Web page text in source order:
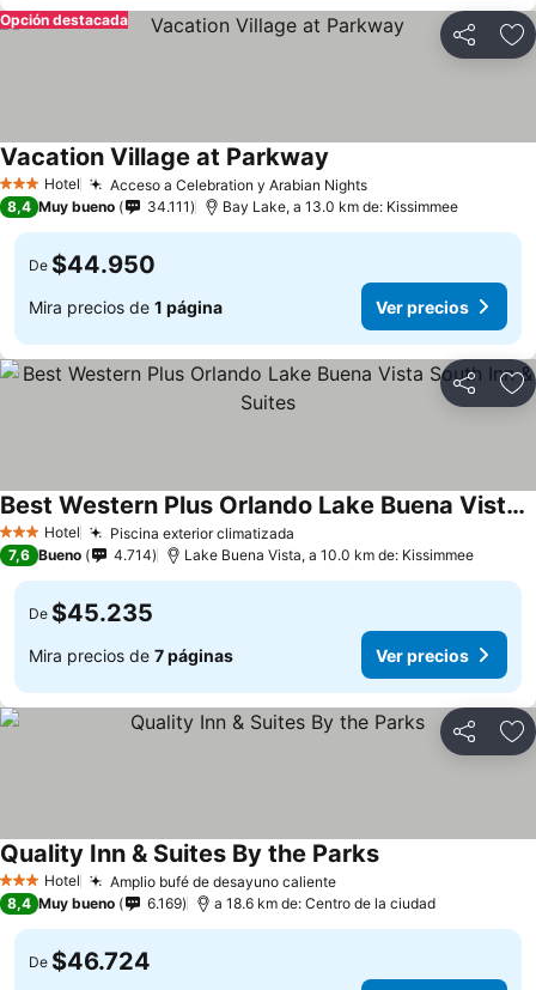
Compartir
Opción destacada
3 Estrellas
Hotel Acceso a Celebration y Arabian NightsVer precios
Vacation Village at Parkway
8,4 Muy bueno 34.111 Bay Lake, a 13.0 km de: Kissimmee
De $44.950
Mira precios de 1 página Ver precios
Compartir
3 Estrellas
Hotel Piscina exterior climatizada
Best Western Plus Orlando Lake Buena Vista South Inn & Suites
Ver precios
7,6 Bueno 4.714 Lake Buena Vista, a 10.0 km de: Kissimmee
De $45.235
Mira precios de 7 páginas Ver precios
Compartir
3 Estrellas
Hotel Amplio bufé de desayuno calienteVer precios
Quality Inn & Suites By the ParksVer precios
8,4 Muy bueno 6.169 a 18.6 km de: Centro de la ciudad
De $46.724